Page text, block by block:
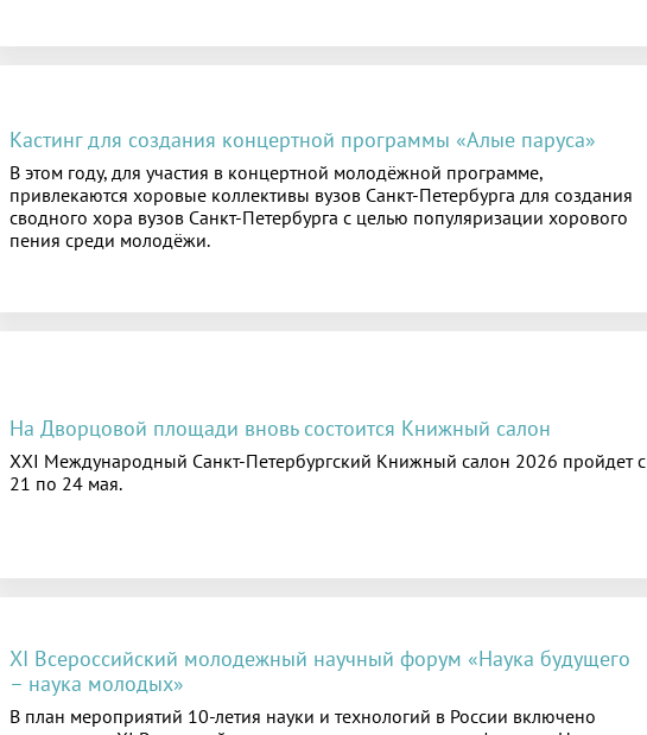
Кастинг для создания концертной программы «Алые паруса»
В этом году, для участия в концертной молодёжной программе,
привлекаются хоровые коллективы вузов Санкт-Петербурга для создания
сводного хора вузов Санкт-Петербурга с целью популяризации хорового
пения среди молодёжи.
На Дворцовой площади вновь состоится Книжный салон
XXI Международный Санкт-Петербургский Книжный салон 2026 пройдет с
21 по 24 мая.
XI Всероссийский молодежный научный форум «Наука будущего
– наука молодых»
В план мероприятий 10-летия науки и технологий в России включено